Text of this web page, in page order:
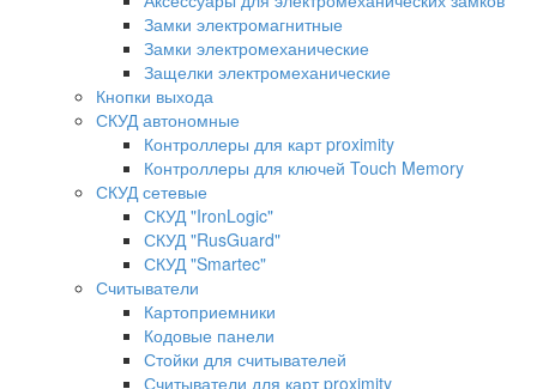
Замки электромагнитные
Замки электромеханические
Защелки электромеханические
Кнопки выхода
СКУД автономные
Контроллеры для карт proximity
Контроллеры для ключей Touch Memory
СКУД сетевые
СКУД "IronLogic"
СКУД "RusGuard"
СКУД "Smartec"
Считыватели
Картоприемники
Кодовые панели
Стойки для считывателей
Считыватели для карт proximity